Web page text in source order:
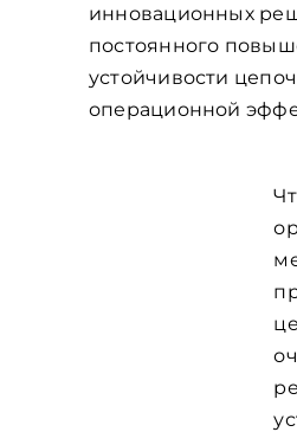
инновационных
постоянного
устойчивости
операционной
присущие